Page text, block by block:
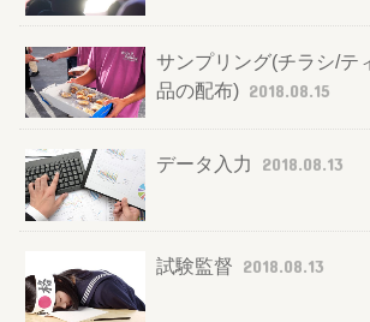
サンプリング(チラシ/テ
品の配布) 2018.08.15
データ入力 2018.08.13
試験監督 2018.08.13